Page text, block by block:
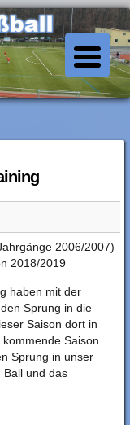
2006/2007)
2018/2019
haben mit der
Sprung in die
Saison dort in
Saison
Sprung in unser
Ball und das